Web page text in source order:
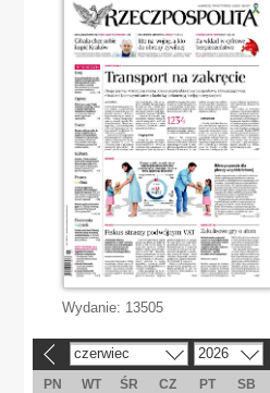
Wydanie: 13505
czerwiec 2026
PN WT ŚR CZ PT SB